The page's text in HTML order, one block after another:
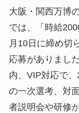
大阪・関西万博
では、「時給
月10日に締め切
応募がありまし
内、VIP対応で
の一次選考、対
者説明会や研修